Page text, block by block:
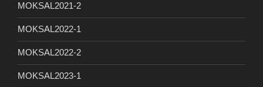
MOKSAL2021-2
MOKSAL2022-1
MOKSAL2022-2
MOKSAL2023-1